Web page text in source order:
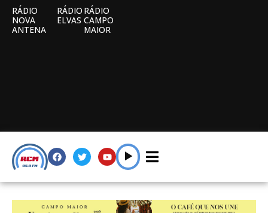
RÁDIO
NOVA
ANTENA
RÁDIO
ELVAS
RÁDIO
CAMPO
MAIOR